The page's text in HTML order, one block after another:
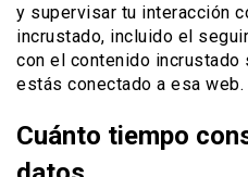
y supervisar tu interacción
incrustado, incluido el
con el contenido incrustado
estás conectado a esa web.
Cuánto tiempo